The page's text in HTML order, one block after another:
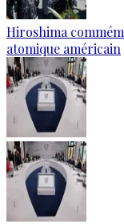
Hiroshima
atomique américain